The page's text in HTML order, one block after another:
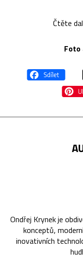
Čtěte
Foto
Ondřej Krynek je
konceptů,
inovativních